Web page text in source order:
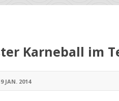
Karneball im
JAN. 2014